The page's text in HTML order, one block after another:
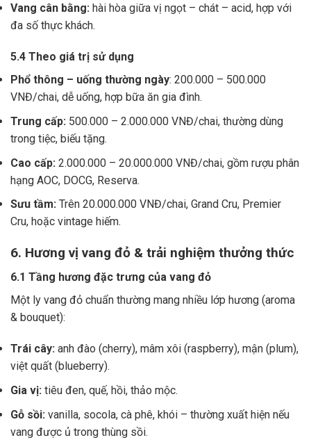
Vang cân bằng: hài hòa giữa vị ngọt – chát – acid, hợp với
đa số thực khách.
5.4 Theo giá trị sử dụng
Phổ thông – uống thường ngày: 200.000 – 500.000
VNĐ/chai, dễ uống, hợp bữa ăn gia đình.
Trung cấp: 500.000 – 2.000.000 VNĐ/chai, thường dùng
trong tiệc, biếu tặng.
Cao cấp: 2.000.000 – 20.000.000 VNĐ/chai, gồm rượu phân
hạng AOC, DOCG, Reserva.
Sưu tầm: Trên 20.000.000 VNĐ/chai, Grand Cru, Premier
Cru, hoặc vintage hiếm.
6. Hương vị vang đỏ & trải nghiệm thưởng thức
6.1 Tầng hương đặc trưng của vang đỏ
Một ly vang đỏ chuẩn thường mang nhiều lớp hương (aroma
& bouquet):
Trái cây: anh đào (cherry), mâm xôi (raspberry), mận (plum),
việt quất (blueberry).
Gia vị: tiêu đen, quế, hồi, thảo mộc.
Gỗ sồi: vanilla, socola, cà phê, khói – thường xuất hiện nếu
vang được ủ trong thùng sồi.